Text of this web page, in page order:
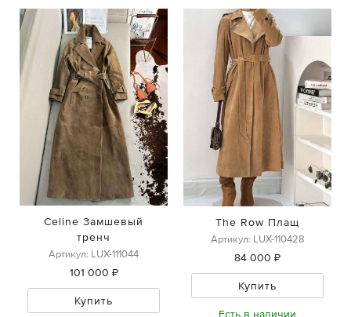
Celine Замшевый
тренч
Артикул: LUX-111044
101 000 ₽
Купить
The Row Плащ
Артикул: LUX-110428
84 000 ₽
Купить
Есть в наличии